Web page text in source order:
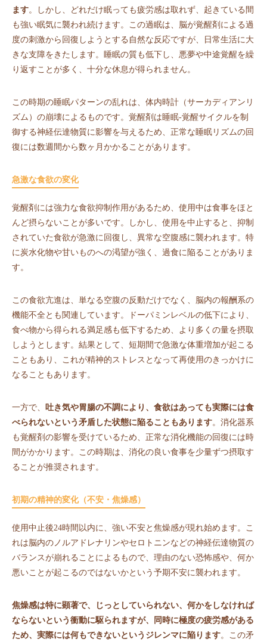
ます。しかし、どれだけ眠っても疲労感は取れず、起きている間
も強い眠気に襲われ続けます。この過眠は、脳が覚醒剤による過
度の刺激から回復しようとする自然な反応ですが、日常生活に大
きな支障をきたします。睡眠の質も低下し、悪夢や中途覚醒を繰
り返すことが多く、十分な休息が得られません。
この時期の睡眠パターンの乱れは、体内時計（サーカディアンリ
ズム）の崩壊によるものです。覚醒剤は睡眠-覚醒サイクルを制
御する神経伝達物質に影響を与えるため、正常な睡眠リズムの回
復には数週間から数ヶ月かかることがあります。
急激な食欲の変化
覚醒剤には強力な食欲抑制作用があるため、使用中は食事をほと
んど摂らないことが多いです。しかし、使用を中止すると、抑制
されていた食欲が急激に回復し、異常な空腹感に襲われます。特
に炭水化物や甘いものへの渇望が強く、過食に陥ることがありま
す。
この食欲亢進は、単なる空腹の反動だけでなく、脳内の報酬系の
機能不全とも関連しています。ドーパミンレベルの低下により、
食べ物から得られる満足感も低下するため、より多くの量を摂取
しようとします。結果として、短期間で急激な体重増加が起こる
こともあり、これが精神的ストレスとなって再使用のきっかけに
なることもあります。
一方で、
吐き気や胃腸の不調により、食欲はあっても実際には食
べられないという矛盾した状態に陥ることもあります。消化器系
も覚醒剤の影響を受けているため、正常な消化機能の回復には時
間がかかります。この時期は、消化の良い食事を少量ずつ摂取す
ることが推奨されます。
初期の精神的変化（不安・焦燥感）
使用中止後24時間以内に、強い不安と焦燥感が現れ始めます。こ
れは脳内のノルアドレナリンやセロトニンなどの神経伝達物質の
バランスが崩れることによるもので、理由のない恐怖感や、何か
悪いことが起こるのではないかという予期不安に襲われます。
焦燥感は特に顕著で、じっとしていられない、何かをしなければ
ならないという衝動に駆られますが、同時に極度の疲労感がある
ため、実際には何もできないというジレンマに陥ります。この矛